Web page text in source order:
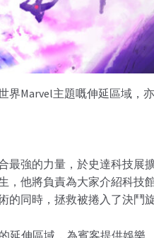
界Marvel主題嘅伸延區域，
最強的力量，於史達科技展
，他將負責為大家介紹科技
同時，拯救被捲入了決鬥旋
伸區域，為賓客提供娛樂